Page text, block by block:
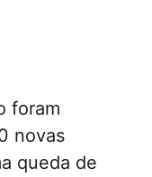
foram
novas
queda de